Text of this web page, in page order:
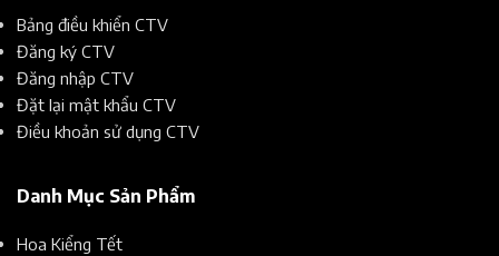
Bảng điều khiển CTV
Đăng ký CTV
Đăng nhập CTV
Đặt lại mật khẩu CTV
Điều khoản sử dụng CTV
Danh Mục Sản Phẩm
Hoa Kiểng Tết